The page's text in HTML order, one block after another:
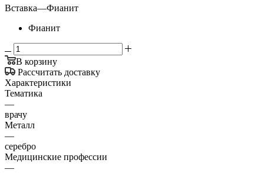
Вставка—Фианит
Фианит
В корзину
Рассчитать доставку
Характеристики
Тематика
—
врачу
Металл
—
серебро
Медицинские профессии
—